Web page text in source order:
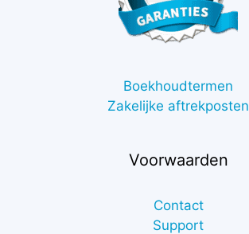
Boekhoudtermen
Zakelijke aftrekposten
Voorwaarden
Contact
Support